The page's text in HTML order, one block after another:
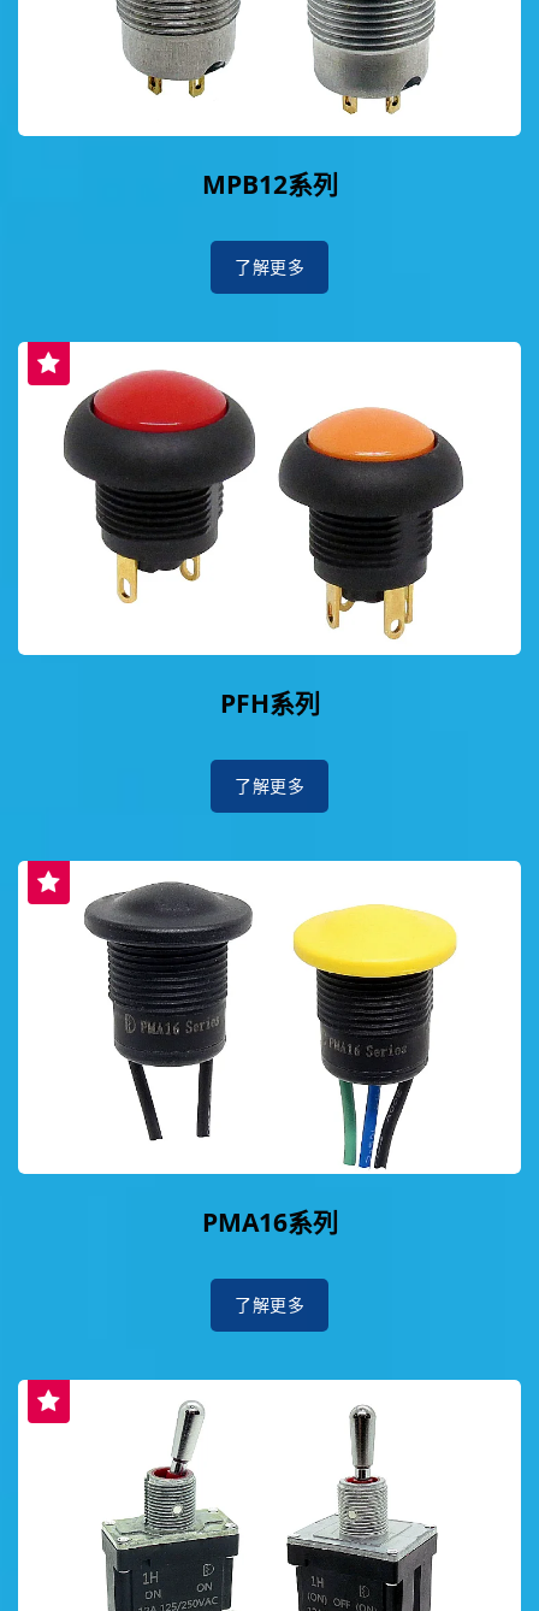
MPB12系列
了解更多
PFH系列
了解更多
PMA16系列
了解更多